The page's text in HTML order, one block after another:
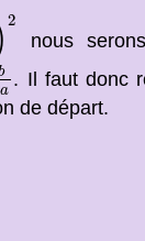
2
nous
a
2
. Il faut donc
de départ.